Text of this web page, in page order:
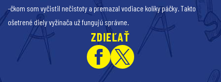
-čkom som vyčistil nečistoty a premazal vodiace kolíky páčky. Takto
ošetrené diely vyžínača už fungujú správne.
ZDIEĽAŤ